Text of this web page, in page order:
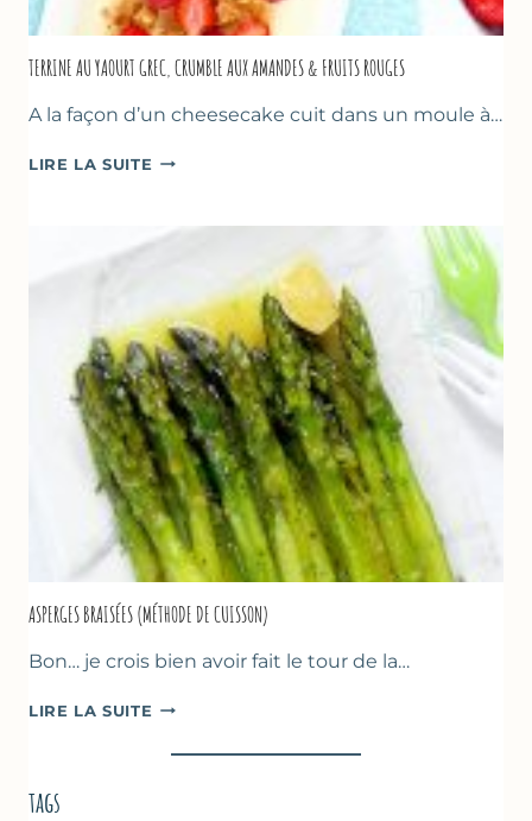
TERRINE AU YAOURT GREC, CRUMBLE AUX AMANDES & FRUITS ROUGES
A la façon d’un cheesecake cuit dans un moule à…
LIRE LA SUITE TERRINE
GREC,
AMANDES
&
FRUITS
ROUGES
ASPERGES BRAISÉES (MÉTHODE DE CUISSON)
Bon… je crois bien avoir fait le tour de la…
LIRE LA SUITE ASPERGES
(MÉTHODE
tags